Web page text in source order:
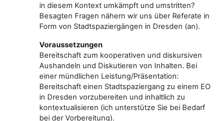
in diesem Kontext umkämpft und umstritten?
Besagten Fragen nähern wir uns über Referate in
Form von Stadtspaziergängen in Dresden (an).
Voraussetzungen
Bereitschaft zum kooperativen und diskursiven
Aushandeln und Diskutieren von Inhalten. Bei
einer mündlichen Leistung/Präsentation:
Bereitschaft einen Stadtspaziergang zu einem EO
in Dresden vorzubereiten und inhaltlich zu
kontextualisieren (ich unterstütze Sie bei Bedarf
bei der Vorbereitung).